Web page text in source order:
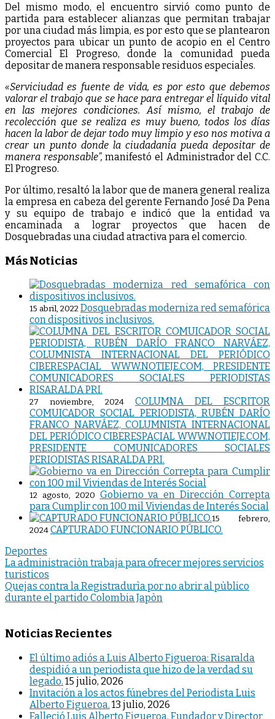
Del mismo modo, el encuentro sirvió como punto de
partida para establecer alianzas que permitan trabajar
por una ciudad más limpia, es por esto que se plantearon
proyectos para ubicar un punto de acopio en el Centro
Comercial El Progreso, donde la comunidad pueda
depositar de manera responsable residuos especiales.
«Serviciudad es fuente de vida, es por esto que debemos
valorar el trabajo que se hace para entregar el líquido vital
en las mejores condiciones. Así mismo, el trabajo de
recolección que se realiza es muy bueno, todos los días
hacen la labor de dejar todo muy limpio y eso nos motiva a
crear un punto donde la ciudadanía pueda depositar de
manera responsable”, manifestó el Administrador del C.C.
El Progreso.
Por último, resaltó la labor que de manera general realiza
la empresa en cabeza del gerente Fernando José Da Pena
y su equipo de trabajo e indicó que la entidad va
encaminada a lograr proyectos que hacen de
Dosquebradas una ciudad atractiva para el comercio.
Más Noticias
15 abril, 2022Dosquebradas moderniza red semafórica
con dispositivos inclusivos.
27 noviembre, 2024
COLUMNA DEL ESCRITOR
COMUICADOR SOCIAL PERIODISTA, RUBÉN DARÍO
FRANCO NARVÁEZ, COLUMNISTA INTERNACIONAL
DEL PERIÓDICO CIBERESPACIAL WWW.NOTIEJE.COM,
PRESIDENTE COMUNICADORES SOCIALES
PERIODISTAS RISARALDA PRI.
12 agosto, 2020 Gobierno va en Dirección Correpta
para Cumplir con 100 mil Viviendas de Interés Social
15 febrero,
2024CAPTURADO FUNCIONARIO PÚBLICO.
Deportes
Navegación
de
entradas
La administraciòn trabaja para ofrecer mejores servicios
turisticos
Quejas contra la Registradurìa por no abrir al pùblico
durante el partido Colombia Japòn
Noticias Recientes
El último adiós a Luis Alberto Figueroa: Risaralda
despidió a un periodista que hizo de la verdad su
legado. 15 julio, 2026
Invitación a los actos fúnebres del Periodista Luis
Alberto Figueroa. 13 julio, 2026
Falleció Luis Alberto Figueroa, Fundador y Director